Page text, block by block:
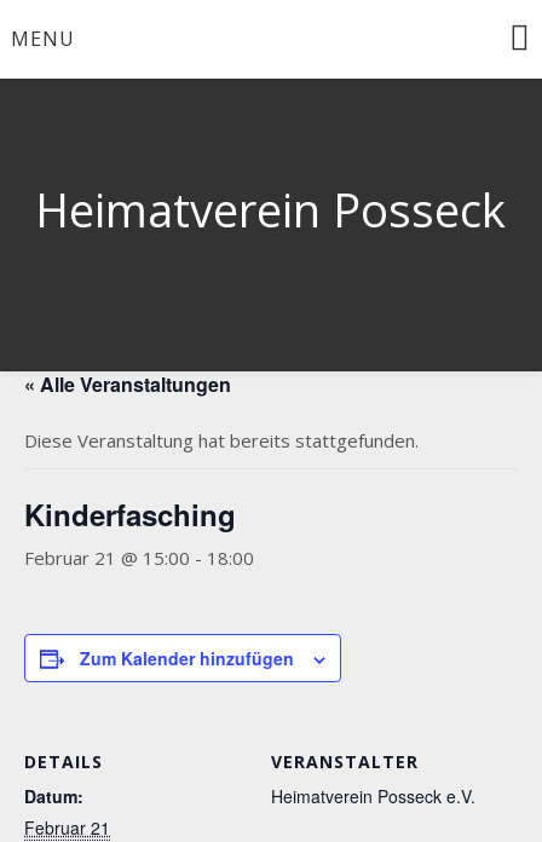
toMENU
Heimatverein Posseck
« Alle Veranstaltungen
Diese Veranstaltung hat bereits stattgefunden.
Kinderfasching
Februar 21 @ 15:00 - 18:00
Zum Kalender hinzufügen
DETAILS
Datum:
Februar 21
VERANSTALTER
Heimatverein Posseck e.V.